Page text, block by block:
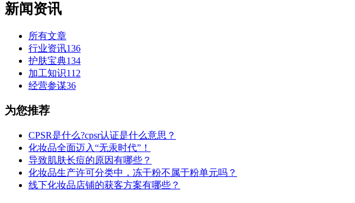
新闻资讯
所有文章
行业资讯136
护肤宝典134
加工知识112
经营参谋36
为您推荐
CPSR是什么?cpsr认证是什么意思？
化妆品全面迈入“无汞时代”！
导致肌肤长痘的原因有哪些？
化妆品生产许可分类中，冻干粉不属于粉单元吗？
线下化妆品店铺的获客方案有哪些？